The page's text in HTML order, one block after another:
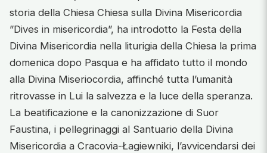
storia della Chiesa Chiesa sulla Divina Misericordia
”Dives in misericordia”, ha introdotto la Festa della
Divina Misericordia nella liturigia della Chiesa la prima
domenica dopo Pasqua e ha affidato tutto il mondo
alla Divina Miseriocordia, affinché tutta l’umanità
ritrovasse in Lui la salvezza e la luce della speranza.
La beatificazione e la canonizzazione di Suor
Faustina, i pellegrinaggi al Santuario della Divina
Misericordia a Cracovia-Łagiewniki, l’avvicendarsi dei